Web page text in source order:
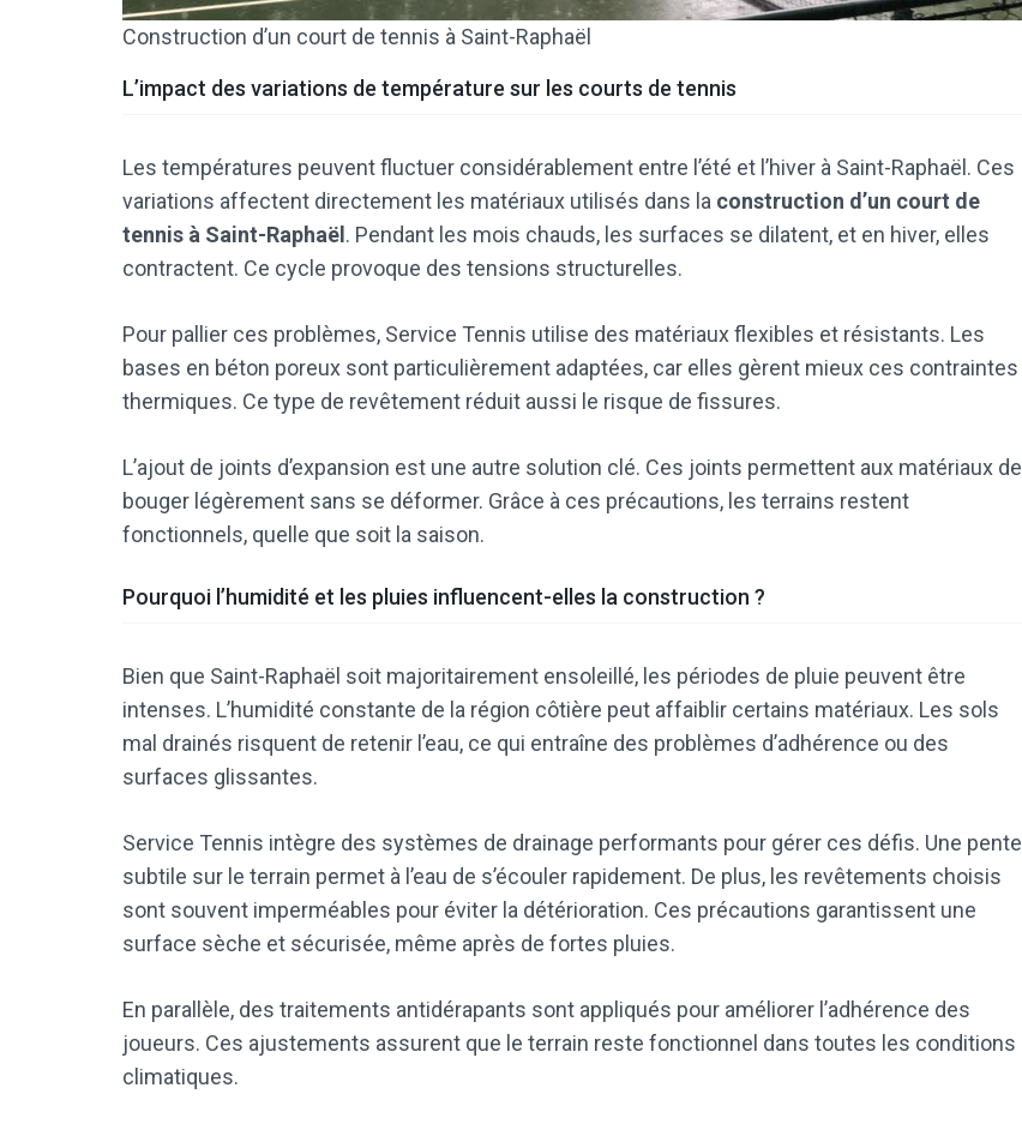
Construction d’un court de tennis à Saint-Raphaël
L’impact des variations de température sur les courts de tennis
Les températures peuvent fluctuer considérablement entre l’été et l’hiver à Saint-Raphaël. Ces
variations affectent directement les matériaux utilisés dans la construction d’un court de
tennis à Saint-Raphaël. Pendant les mois chauds, les surfaces se dilatent, et en hiver, elles
contractent. Ce cycle provoque des tensions structurelles.
Pour pallier ces problèmes, Service Tennis utilise des matériaux flexibles et résistants. Les
bases en béton poreux sont particulièrement adaptées, car elles gèrent mieux ces contraintes
thermiques. Ce type de revêtement réduit aussi le risque de fissures.
L’ajout de joints d’expansion est une autre solution clé. Ces joints permettent aux matériaux de
bouger légèrement sans se déformer. Grâce à ces précautions, les terrains restent
fonctionnels, quelle que soit la saison.
Pourquoi l’humidité et les pluies influencent-elles la construction ?
Bien que Saint-Raphaël soit majoritairement ensoleillé, les périodes de pluie peuvent être
intenses. L’humidité constante de la région côtière peut affaiblir certains matériaux. Les sols
mal drainés risquent de retenir l’eau, ce qui entraîne des problèmes d’adhérence ou des
surfaces glissantes.
Service Tennis intègre des systèmes de drainage performants pour gérer ces défis. Une pente
subtile sur le terrain permet à l’eau de s’écouler rapidement. De plus, les revêtements choisis
sont souvent imperméables pour éviter la détérioration. Ces précautions garantissent une
surface sèche et sécurisée, même après de fortes pluies.
En parallèle, des traitements antidérapants sont appliqués pour améliorer l’adhérence des
joueurs. Ces ajustements assurent que le terrain reste fonctionnel dans toutes les conditions
climatiques.